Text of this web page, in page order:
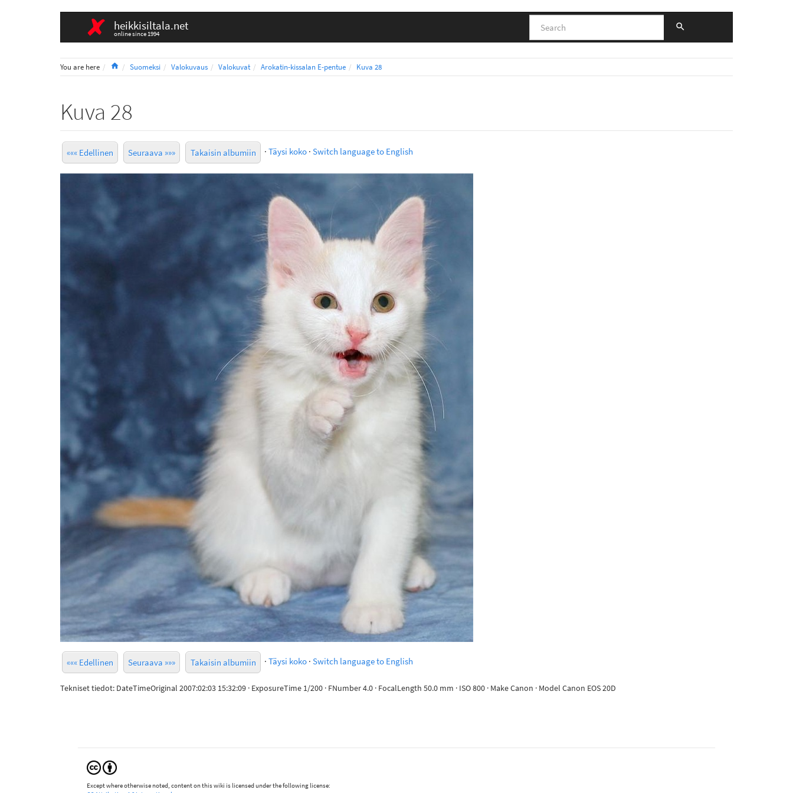
heikkisiltala.net
online since 1994
You are here HomeSuomeksi Valokuvaus Valokuvat Arokatin-kissalan E-pentue Kuva 28
Kuva 28
««« Edellinen Seuraava »»» Takaisin albumiin · Täysi koko · Switch language to English
««« Edellinen Seuraava »»» Takaisin albumiin · Täysi koko · Switch language to English
Tekniset tiedot: DateTimeOriginal 2007:02:03 15:32:09 · ExposureTime 1/200 · FNumber 4.0 · FocalLength 50.0 mm · ISO 800 · Make Canon · Model Canon EOS 20D
Except where otherwise noted, content on this wiki is licensed under the following license: